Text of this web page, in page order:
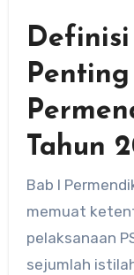
Tahun
Bab I
memuat
pelaksanaan
sejumlah